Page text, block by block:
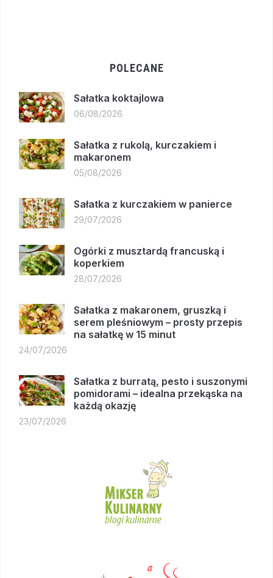
POLECANE
Sałatka koktajlowa
06/08/2026
Sałatka z rukolą, kurczakiem i
makaronem
05/08/2026
Sałatka z kurczakiem w panierce
29/07/2026
Ogórki z musztardą francuską i
koperkiem
28/07/2026
Sałatka z makaronem, gruszką i
serem pleśniowym – prosty przepis
na sałatkę w 15 minut
24/07/2026
Sałatka z burratą, pesto i suszonymi
pomidorami – idealna przekąska na
każdą okazję
23/07/2026